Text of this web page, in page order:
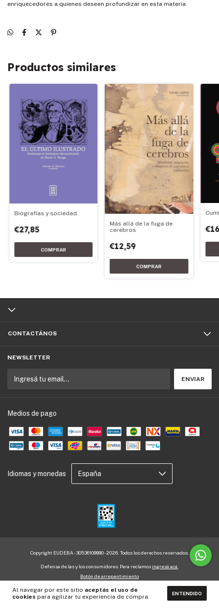
Al navegar por este sitio aceptás el uso de
cookies para agilizar tu experiencia de compra. ENTENDIDO
enriquecedores a quienes deseen profundizar en esta materia.
Productos similares
Biografías y sociedad
€27,85
Más allá de la fuga de
cerebros
€12,59
CONTACTÁNOS
NEWSLETTER
Medios de pago
Idiomas y monedas
Copyright EUDEBA - 30536109990 - 2026. Todos los derechos reservados.
Defensa de las y los consumidores. Para reclamos ingresá acá.
Botón de arrepentimiento